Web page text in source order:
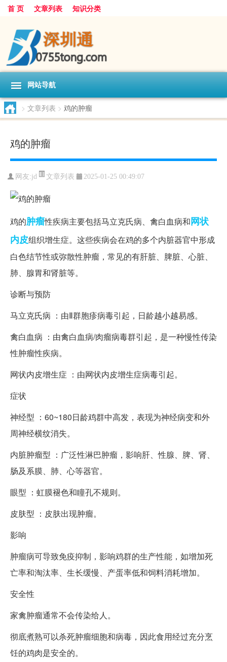
首 页 文章列表 知识分类
网站导航
> 文章列表 > 鸡的肿瘤
鸡的肿瘤
网友:jd 文章列表 2025-01-25 00:49:07
鸡的肿瘤性疾病主要包括马立克氏病、禽白血病和网状
内皮组织增生症。这些疾病会在鸡的多个内脏器官中形成
白色结节性或弥散性肿瘤，常见的有肝脏、脾脏、心脏、
肺、腺胃和肾脏等。
诊断与预防
马立克氏病 ：由Ⅱ群胞疹病毒引起，日龄越小越易感。
禽白血病 ：由禽白血病/肉瘤病毒群引起，是一种慢性传染
性肿瘤性疾病。
网状内皮增生症 ：由网状内皮增生症病毒引起。
症状
神经型 ：60~180日龄鸡群中高发，表现为神经病变和外
周神经横纹消失。
内脏肿瘤型 ：广泛性淋巴肿瘤，影响肝、性腺、脾、肾、
肠及系膜、肺、心等器官。
眼型 ：虹膜褪色和瞳孔不规则。
皮肤型 ：皮肤出现肿瘤。
影响
肿瘤病可导致免疫抑制，影响鸡群的生产性能，如增加死
亡率和淘汰率、生长缓慢、产蛋率低和饲料消耗增加。
安全性
家禽肿瘤通常不会传染给人。
彻底煮熟可以杀死肿瘤细胞和病毒，因此食用经过充分烹
饪的鸡肉是安全的。